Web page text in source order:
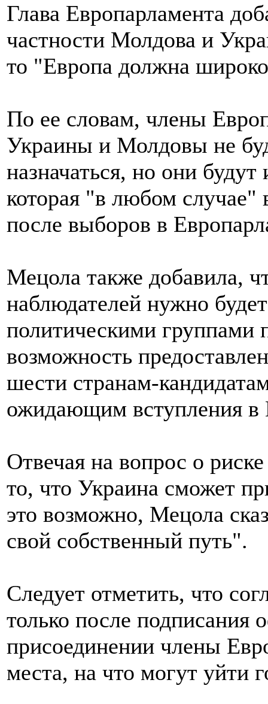
Глава Европарламента
частности Молдова и
то "Европа должна
По ее словам, члены
Украины и Молдовы не
назначаться, но они
которая "в любом случае"
после выборов в
Мецола также добавила,
наблюдателей нужно
политическими группами
возможность
шести странам-
ожидающим вступления
Отвечая на вопрос о
то, что Украина сможет
это возможно, Мецола
свой собственный путь".
Следует отметить, что
только после подписания
присоединении члены
места, на что могут уйти